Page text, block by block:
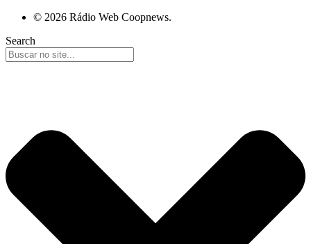
© 2026 Rádio Web Coopnews.
Search